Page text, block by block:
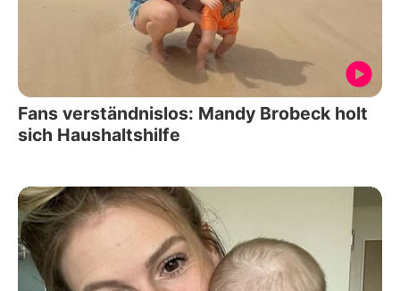
Fans verständnislos: Mandy Brobeck holt
sich Haushaltshilfe